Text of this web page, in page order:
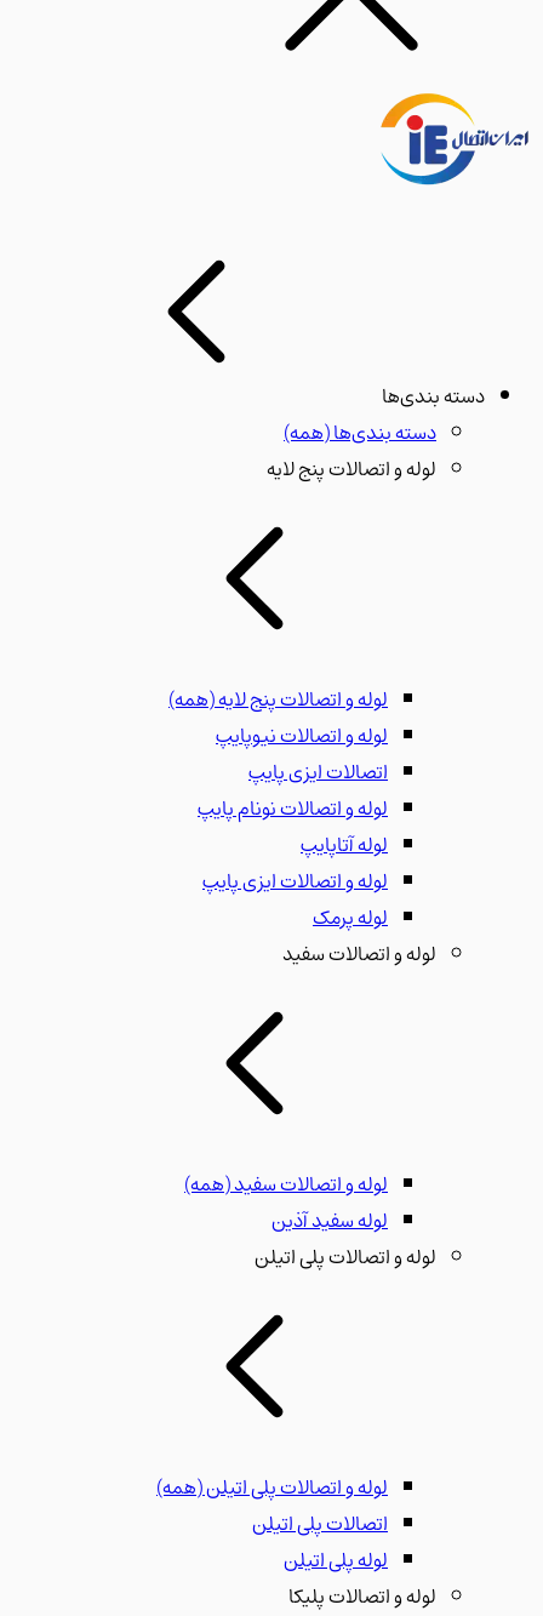
دسته بندی‌ها
دسته بندی‌ها(همه)
لوله و اتصالات پنج لایه
لوله و اتصالات پنج لایه(همه)
لوله و اتصالات نیوپایپ
اتصالات ایزی پایپ
لوله و اتصالات نونام پایپ
لوله آتاپایپ
لوله و اتصالات ایزی پایپ
لوله پرمک
لوله و اتصالات سفید
لوله و اتصالات سفید(همه)
لوله سفید آذین
لوله و اتصالات پلی اتیلن
لوله و اتصالات پلی اتیلن(همه)
اتصالات پلی اتیلن
لوله پلی اتیلن
لوله و اتصالات پلیکا